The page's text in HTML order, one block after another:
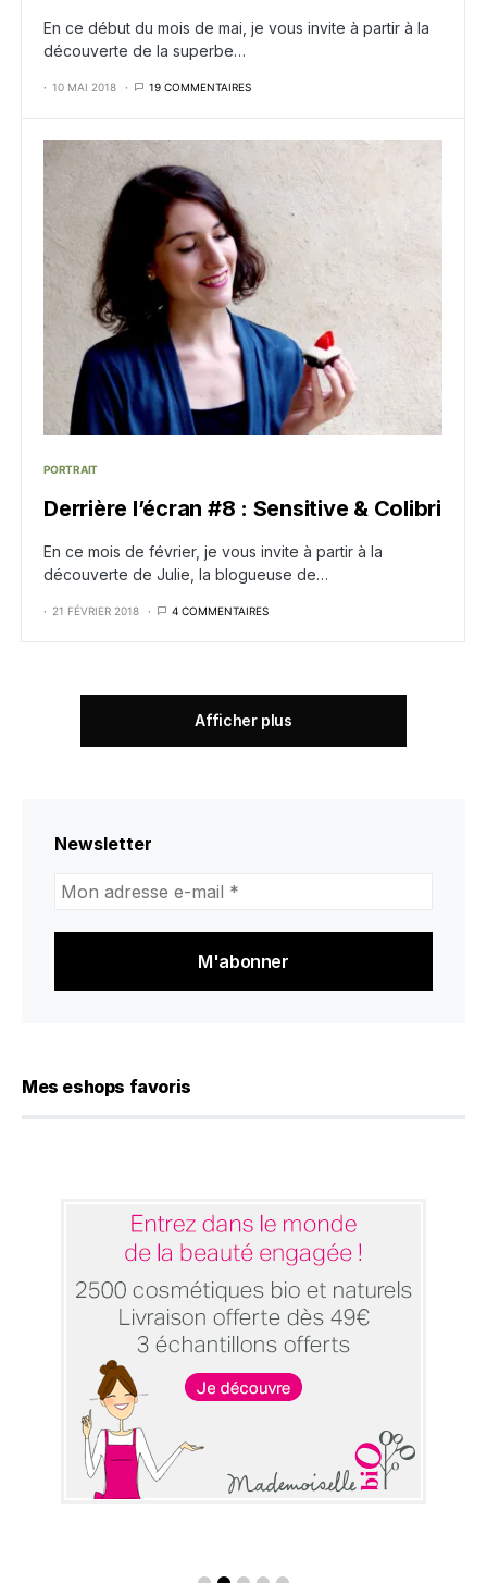
En ce début du mois de mai, je vous invite à partir à la
découverte de la superbe…
10 MAI 2018 19 COMMENTAIRES
PORTRAIT
Derrière l’écran #8 : Sensitive & Colibri
En ce mois de février, je vous invite à partir à la
découverte de Julie, la blogueuse de…
21 FÉVRIER 2018 4 COMMENTAIRES
Afficher plus
Newsletter
adresse
mail
Mes eshops favoris